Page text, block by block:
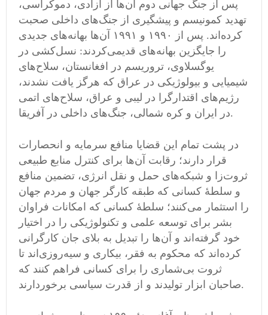
پس از جنگ جهانی دوم آن‌ها از آزادی، دموکراسی،
تهدید کمونیسم و پیشگیری از جنگ‌های داخلی صحبت
کرده‌اند. پس از ۱۹۹۰ و ۱۹۹۱ آن‌ها بهانه‌های جدیدی
را جایگزین بهانه‌های قدیمی‌کردند: نسل‌کشی در
یوگسلاوی، تروریسم در افغانستان، سلاح‌های
شیمیایی و بیولوژیکی در عراق که هرگز یافت نشدند،
رژیم‌های اقتدارگرا در لیبی و عراق، سلاح‌های اتمی‌
در ایران و کره شمالی، جنگ‌های داخلی در آفریقا.
در پشت تمام این قضایا منافع سرمایه و انحصارات
قرار دارند؛ رقابت آن‌ها برای کنترل منابع طبیعی
ثروت‌زا و شبکه‌های حمل و نقل انرژی، تضمین منافع
و سلطهٔ کسانی که طبقه کارگر جهان و مردم جهان
را استثمار می‌کنند؛ سلطهٔ کسانی که امکانات فراوان
بشر برای توسعه علمی‌ و تکنولوژیکی را در اختیار
خود گرفته‌اند و آن‌ها را تبدیل به بلای جان کارگرانی
کرده‌اند که محکوم به فقر، بیکاری و سیه‌روزی‌اند تا
ثروت بی‌شماری را برای کسانی فراهم کنند که
صاحبان ابزار تولیدند و از قدرت سیاسی برخوردارند.